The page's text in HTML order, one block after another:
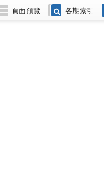
頁面預覽 各期索引